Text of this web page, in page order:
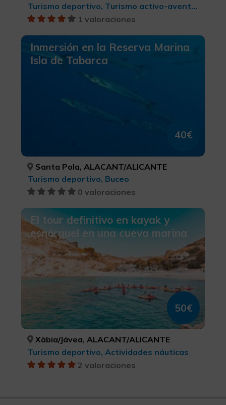
Turismo deportivo, Turismo activo-aventura
1 valoraciones
Inmersión en la Reserva Marina
Isla de Tabarca
40€
Santa Pola, ALACANT/ALICANTE
Turismo deportivo, Buceo
0 valoraciones
El tour definitivo en kayak y
esnórquel en una cueva marina
50€
Xàbia/Jávea, ALACANT/ALICANTE
Turismo deportivo, Actividades náuticas
2 valoraciones